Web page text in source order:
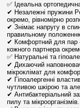
✅ Ідеальна
✔ Незалежні пружини
окремо, рівномірно
✔ Знімає напругу в
правильному
✔ Комфортний для пар
кожного партнера
✅ Натуральні та
✔ Дихаючий
мікроклімат для
✔ Гіпоалергенні
чутливою шкірою та
✔ Антибактеріальний
пилу та мікроорганізмів.